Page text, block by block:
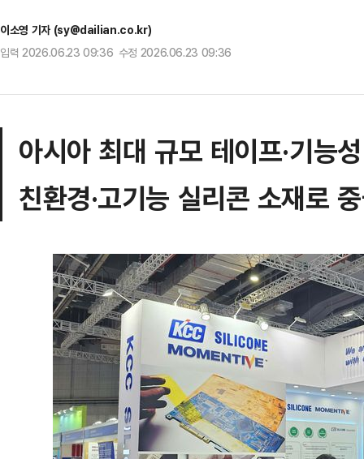
이소영 기자 (sy@dailian.co.kr)
입력 2026.06.23 09:36 수정 2026.06.23 09:36
아시아 최대 규모 테이프·기능
친환경·고기능 실리콘 소재로